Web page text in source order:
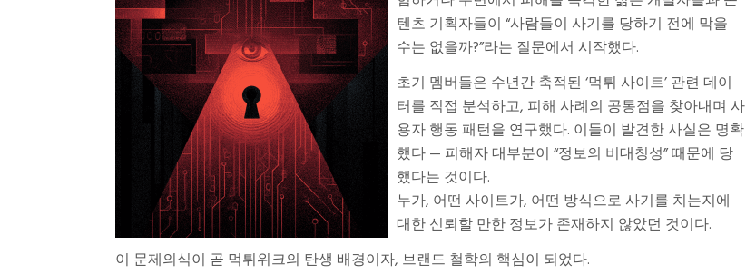
텐츠 기획자들이 “사람들이 사기를 당하기 전에 막을
수는 없을까?”라는 질문에서 시작했다.
초기 멤버들은 수년간 축적된 ‘먹튀 사이트’ 관련 데이
터를 직접 분석하고, 피해 사례의 공통점을 찾아내며 사
용자 행동 패턴을 연구했다. 이들이 발견한 사실은 명확
했다 — 피해자 대부분이 “정보의 비대칭성” 때문에 당
했다는 것이다.
누가, 어떤 사이트가, 어떤 방식으로 사기를 치는지에
대한 신뢰할 만한 정보가 존재하지 않았던 것이다.
이 문제의식이 곧 먹튀위크의 탄생 배경이자, 브랜드 철학의 핵심이 되었다.